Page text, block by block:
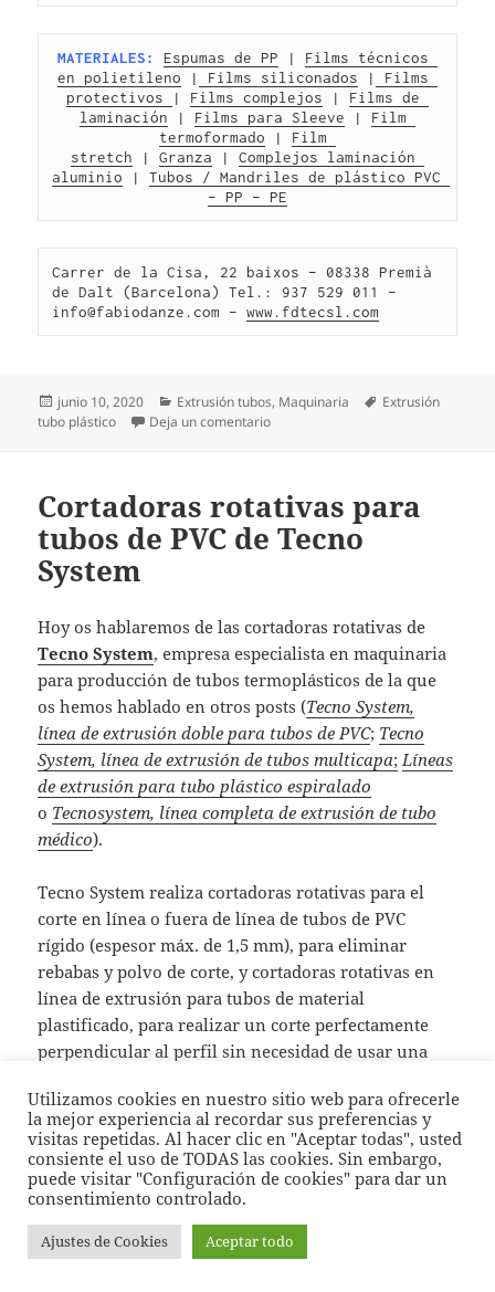
MATERIALES: Espumas de PP | Films técnicos
en polietileno | Films siliconados |
Films
protectivos
| Films complejos | Films de
laminación | Films para Sleeve | Film
termoformado | Film
stretch | Granza | Complejos laminación
aluminio | Tubos / Mandriles de plástico PVC
– PP – PE
Carrer de la Cisa, 22 baixos – 08338 Premià
de Dalt (Barcelona) Tel.: 937 529 011 –
info@fabiodanze.com – www.fdtecsl.com
Publicado
el
junio 10, 2020 Categorías
Extrusión tubos, Maquinaria Etiquetas
Extrusión
tubo plástico
Deja un comentarioen Máquinas extrusoras para tubos
Cortadoras rotativas para
tubos de PVC de Tecno
System
Hoy os hablaremos de las cortadoras rotativas de
Tecno System, empresa especialista en maquinaria
para producción de tubos termoplásticos de la que
os hemos hablado en otros posts (Tecno System,
línea de extrusión doble para tubos de PVC; Tecno
System, línea de extrusión de tubos multicapa; Líneas
de extrusión para tubo plástico espiralado
o Tecnosystem, línea completa de extrusión de tubo
médico).
Tecno System realiza cortadoras rotativas para el
corte en línea o fuera de línea de tubos de PVC
rígido (espesor máx. de 1,5 mm), para eliminar
rebabas y polvo de corte, y cortadoras rotativas en
línea de extrusión para tubos de material
plastificado, para realizar un corte perfectamente
perpendicular al perfil sin necesidad de usar una
Utilizamos cookies en nuestro sitio web para ofrecerle
la mejor experiencia al recordar sus preferencias y
visitas repetidas. Al hacer clic en "Aceptar todas", usted
consiente el uso de TODAS las cookies. Sin embargo,
puede visitar "Configuración de cookies" para dar un
consentimiento controlado.
Ajustes de Cookies Aceptar todo